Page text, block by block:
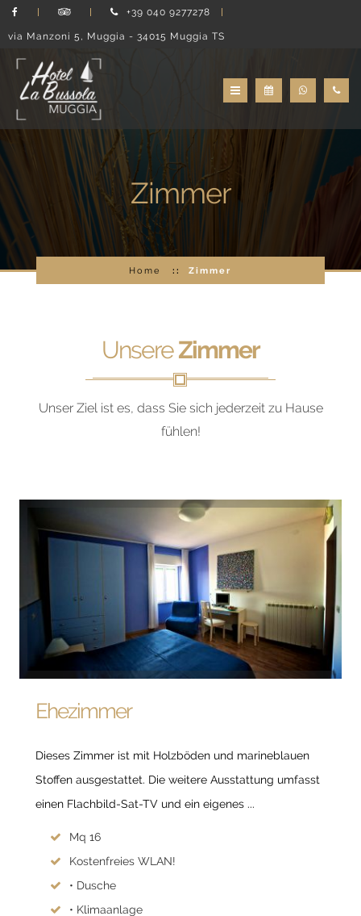
+39 040 9277278
via Manzoni 5, Muggia - 34015 Muggia TS
Zimmer
Home Zimmer
UnsereZimmer
Unser Ziel ist es, dass Sie sich jederzeit zu Hause
fühlen!
Ehezimmer
Dieses Zimmer ist mit Holzböden und marineblauen
Stoffen ausgestattet. Die weitere Ausstattung umfasst
einen Flachbild-Sat-TV und ein eigenes ...
Mq 16
Kostenfreies WLAN!
• Dusche
• Klimaanlage